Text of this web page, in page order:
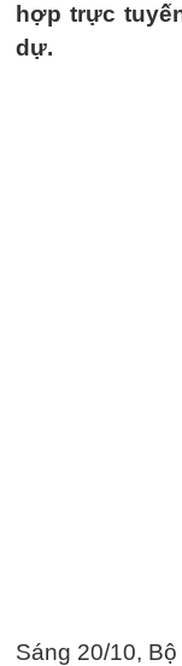
hợp trực
dự.
Sáng 20/10,